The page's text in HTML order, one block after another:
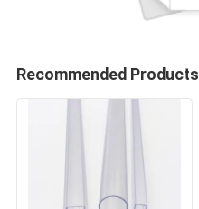
Recommended Products